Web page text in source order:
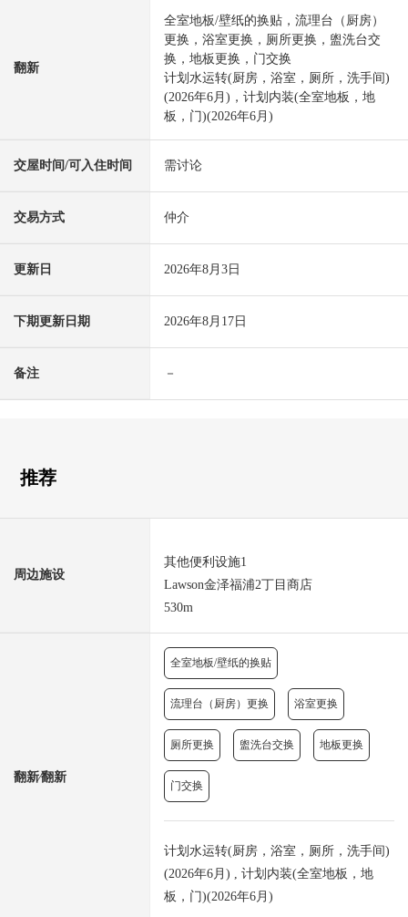
翻新
全室地板/壁纸的换贴，流理台（厨房）
更换，浴室更换，厕所更换，盥洗台交
换，地板更换，门交换
计划水运转(厨房，浴室，厕所，洗手间)
(2026年6月)，计划内装(全室地板，地
板，门)(2026年6月)
交屋时间/可入住时间 需讨论
交易方式 仲介
更新日 2026年8月3日
下期更新日期 2026年8月17日
备注 －
推荐
周边施设
其他便利设施1
Lawson金泽福浦2丁目商店
530m
翻新⁄翻新
全室地板/壁纸的换贴
流理台（厨房）更换 浴室更换
厕所更换 盥洗台交换 地板更换
门交换
计划水运转(厨房，浴室，厕所，洗手间)
(2026年6月) , 计划内装(全室地板，地
板，门)(2026年6月)